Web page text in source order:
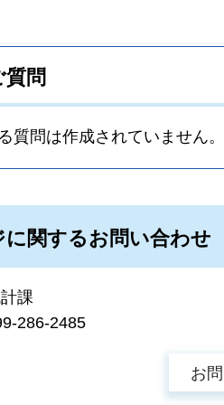
問
質問は作成されていません。
に関するお問い合わせ
課
286-2485